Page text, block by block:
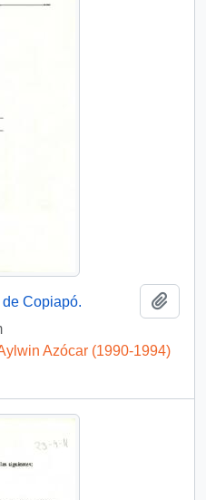
Copiapó.
Azócar (1990-1994)